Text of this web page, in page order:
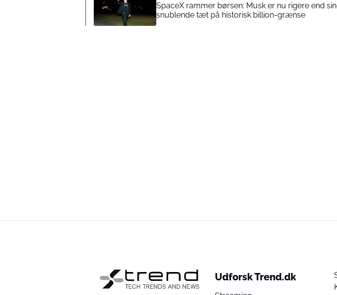
SpaceX rammer børsen: Musk er nu rigere end
snublende tæt på historisk billion-grænse
Udforsk Trend.dk